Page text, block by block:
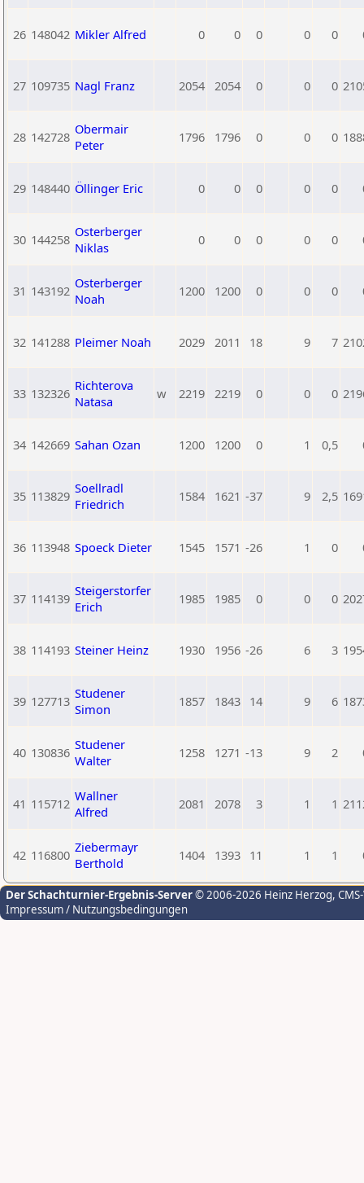
26 148042 Mikler Alfred 0 0 0 0 0
27 109735 Nagl Franz 2054 2054 0 0 0
28 142728 Obermair
Peter
1796 1796 0 0 0
29 148440 Öllinger Eric 0 0 0 0 0
30 144258 Osterberger
Niklas
0 0 0 0 0
31 143192 Osterberger
Noah
1200 1200 0 0 0
32 141288 Pleimer Noah 2029 2011 18 9 7
33 132326 Richterova
Natasa
w 2219 2219 0 0 0
34 142669 Sahan Ozan 1200 1200 0 1 0,5
35 113829 Soellradl
Friedrich
1584 1621 -37 9 2,5
36 113948 Spoeck Dieter 1545 1571 -26 1 0
37 114139 Steigerstorfer
Erich
1985 1985 0 0 0
38 114193 Steiner Heinz 1930 1956 -26 6 3
39 127713 Studener
Simon
1857 1843 14 9 6
40 130836 Studener
Walter
1258 1271 -13 9 2
41 115712 Wallner
Alfred
2081 2078 3 1 1
42 116800 Ziebermayr
Berthold
1404 1393 11 1 1
Der Schachturnier-Ergebnis-Server© 2006-2026 Heinz Herzog,
Impressum / Nutzungsbedingungen